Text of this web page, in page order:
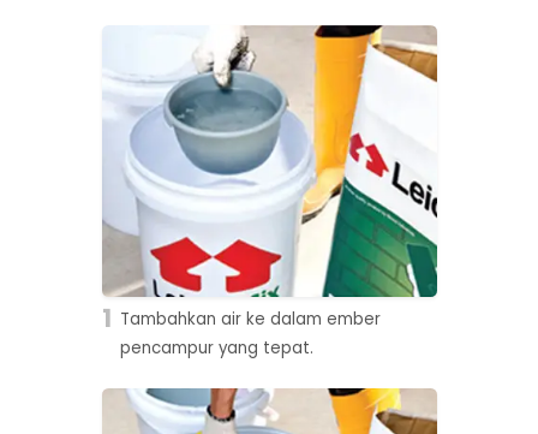
1 Tambahkan air ke dalam ember
pencampur yang tepat.